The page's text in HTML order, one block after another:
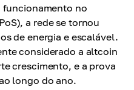
funcionamento no
a rede se tornou
de energia e escalável.
considerado a altcoin
crescimento, e a prova
longo do ano.